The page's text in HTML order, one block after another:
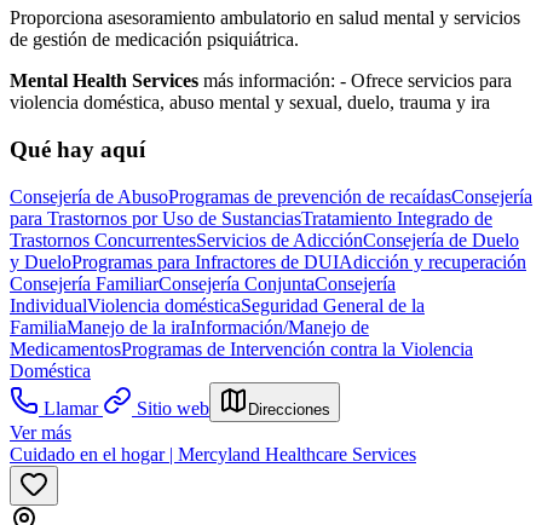
Proporciona asesoramiento ambulatorio en salud mental y servicios
de gestión de medicación psiquiátrica.
Mental Health Services más información: - Ofrece servicios para
violencia doméstica, abuso mental y sexual, duelo, trauma y ira
Qué hay aquí
Consejería de AbusoProgramas de prevención de recaídasConsejería
para Trastornos por Uso de SustanciasTratamiento Integrado de
Trastornos ConcurrentesServicios de AdicciónConsejería de Duelo
y DueloProgramas para Infractores de DUIAdicción y recuperación
Consejería FamiliarConsejería ConjuntaConsejería
IndividualViolencia domésticaSeguridad General de la
FamiliaManejo de la iraInformación/Manejo de
MedicamentosProgramas de Intervención contra la Violencia
Doméstica
Llamar
Sitio web Direcciones
Ver más
Cuidado en el hogar | Mercyland Healthcare Services